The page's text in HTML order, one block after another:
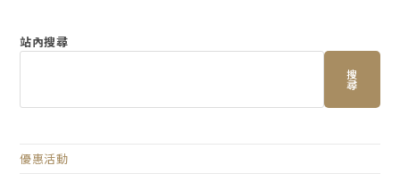
站內搜尋
搜
尋
優惠活動